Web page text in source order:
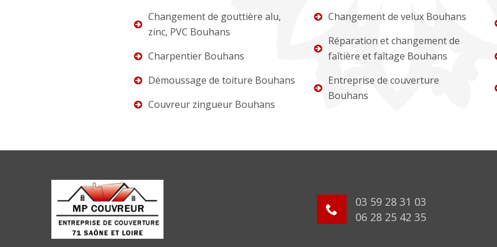
Changement de gouttière alu,
zinc, PVC Bouhans
Charpentier Bouhans
Démoussage de toiture Bouhans
Couvreur zingueur Bouhans
Changement de velux Bouhans
Réparation et changement de
faîtière et faîtage Bouhans
Entreprise de couverture
Bouhans
03 59 28 31 03
06 28 25 42 35